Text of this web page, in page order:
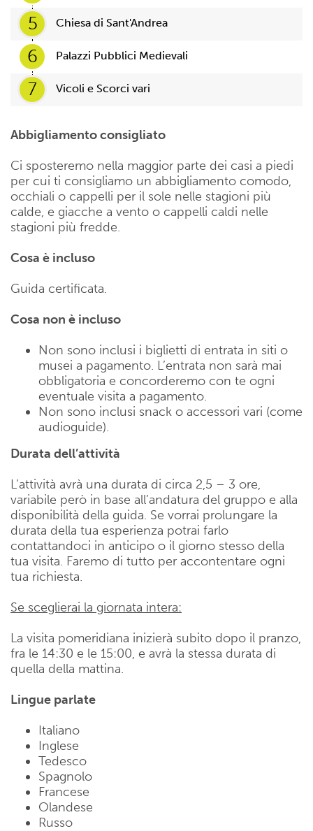
5
Chiesa di Sant'Andrea
6 Palazzi Pubblici Medievali
7 Vicoli e Scorci vari
Abbigliamento consigliato
Ci sposteremo nella maggior parte dei casi a piedi
per cui ti consigliamo un abbigliamento comodo,
occhiali o cappelli per il sole nelle stagioni più
calde, e giacche a vento o cappelli caldi nelle
stagioni più fredde.
Cosa è incluso
Guida certificata.
Cosa non è incluso
Non sono inclusi i biglietti di entrata in siti o
musei a pagamento. L’entrata non sarà mai
obbligatoria e concorderemo con te ogni
eventuale visita a pagamento.
Non sono inclusi snack o accessori vari (come
audioguide).
Durata dell’attività
L’attività avrà una durata di circa 2,5 – 3 ore,
variabile però in base all’andatura del gruppo e alla
disponibilità della guida. Se vorrai prolungare la
durata della tua esperienza potrai farlo
contattandoci in anticipo o il giorno stesso della
tua visita. Faremo di tutto per accontentare ogni
tua richiesta.
Se sceglierai la giornata intera:
La visita pomeridiana inizierà subito dopo il pranzo,
fra le 14:30 e le 15:00, e avrà la stessa durata di
quella della mattina.
Lingue parlate
Italiano
Inglese
Tedesco
Spagnolo
Francese
Olandese
Russo